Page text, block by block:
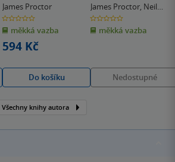
James Proctor
0.0
z
5
hvězdiček
měkká vazba
594 Kč
Do košíku
James Proctor, Neil
Roland
0.0
z
5
hvězdiček
měkká vazba
Nedostupné
Všechny knihy autora